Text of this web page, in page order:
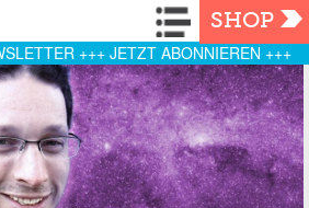
Navigation
SHOP
+++ JETZT ABONNIEREN +++